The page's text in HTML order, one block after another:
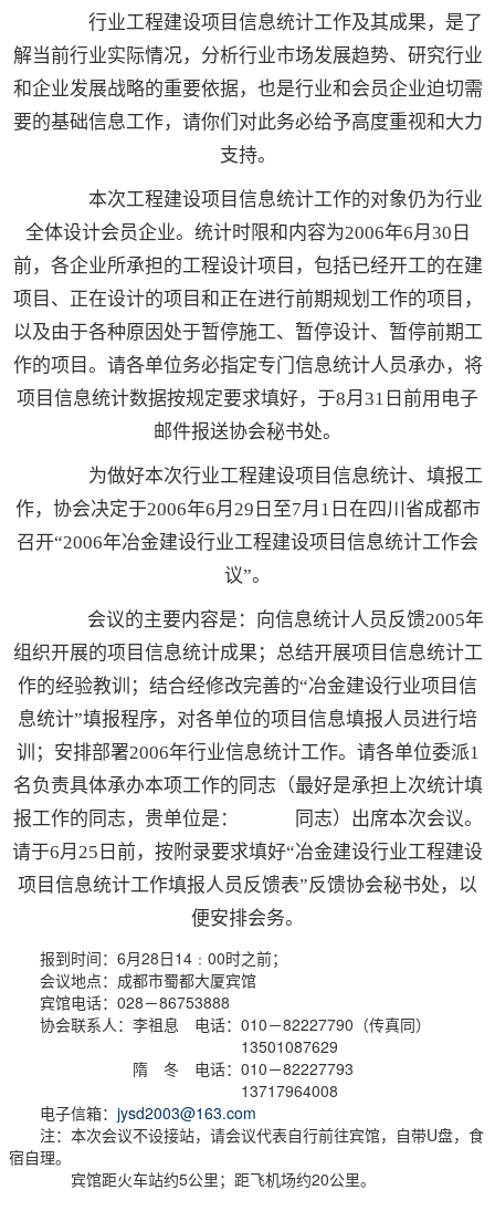
行业工程建设项目信息统计工作及其成果，是了
解当前行业实际情况，分析行业市场发展趋势、研究行业
和企业发展战略的重要依据，也是行业和会员企业迫切需
要的基础信息工作，请你们对此务必给予高度重视和大力
支持。
本次工程建设项目信息统计工作的对象仍为行业
全体设计会员企业。统计时限和内容为2006年6月30日
前，各企业所承担的工程设计项目，包括已经开工的在建
项目、正在设计的项目和正在进行前期规划工作的项目，
以及由于各种原因处于暂停施工、暂停设计、暂停前期工
作的项目。请各单位务必指定专门信息统计人员承办，将
项目信息统计数据按规定要求填好，于8月31日前用电子
邮件报送协会秘书处。
为做好本次行业工程建设项目信息统计、填报工
作，协会决定于2006年6月29日至7月1日在四川省成都市
召开“2006年冶金建设行业工程建设项目信息统计工作会
议”。
会议的主要内容是：向信息统计人员反馈2005年
组织开展的项目信息统计成果；总结开展项目信息统计工
作的经验教训；结合经修改完善的“冶金建设行业项目信
息统计”填报程序，对各单位的项目信息填报人员进行培
训；安排部署2006年行业信息统计工作。请各单位委派1
名负责具体承办本项工作的同志（最好是承担上次统计填
报工作的同志，贵单位是： 同志）出席本次会议。
请于6月25日前，按附录要求填好“冶金建设行业工程建设
项目信息统计工作填报人员反馈表”反馈协会秘书处，以
便安排会务。
报到时间：6月28日14﹕00时之前；
会议地点：成都市蜀都大厦宾馆
宾馆电话：028－86753888
协会联系人：李祖息 电话：010－82227790（传真同）
13501087629
隋 冬 电话：010－82227793
13717964008
电子信箱： jysd2003@163.com
注：本次会议不设接站，请会议代表自行前往宾馆，自带U盘，食
宿自理。
宾馆距火车站约5公里；距飞机场约20公里。